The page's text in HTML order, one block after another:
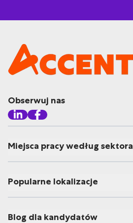
Obserwuj nas
Miejsca pracy według sektora
Popularne lokalizacje
Blog dla kandydatów